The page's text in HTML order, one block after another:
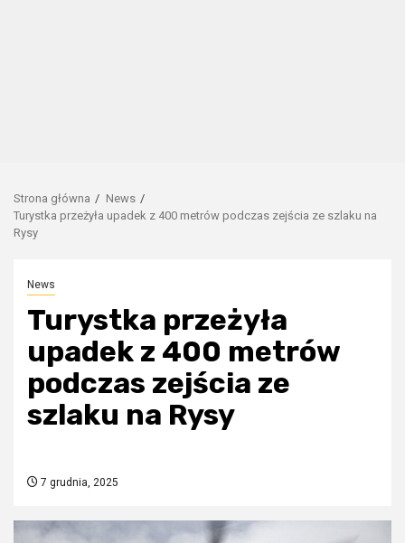
Strona główna
News
Turystka przeżyła upadek z 400 metrów podczas zejścia ze szlaku na
Rysy
News
Turystka przeżyła
upadek z 400 metrów
podczas zejścia ze
szlaku na Rysy
7 grudnia, 2025